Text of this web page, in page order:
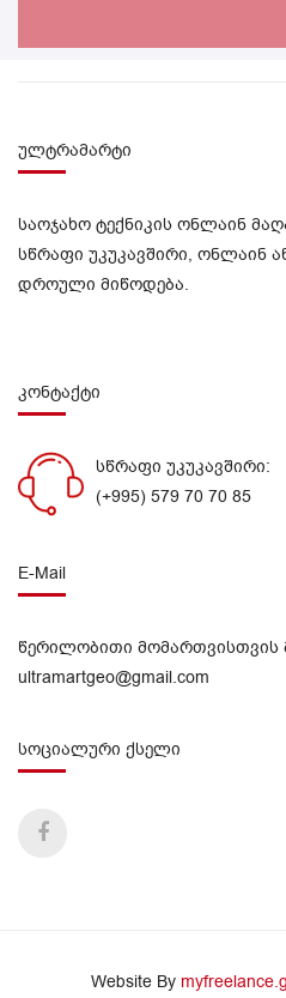
ულტრამარტი
საოჯახო ტექნიკის ონლაინ
სწრაფი უკუკავშირი, ონლაინ
დროული მიწოდება.
კონტაქტი
სწრაფი უკუკავშირი:
(+995) 579 70 70 85
E-Mail
წერილობითი მომართვისთვის
ultramartgeo@gmail.com
სოციალური ქსელი
Website By